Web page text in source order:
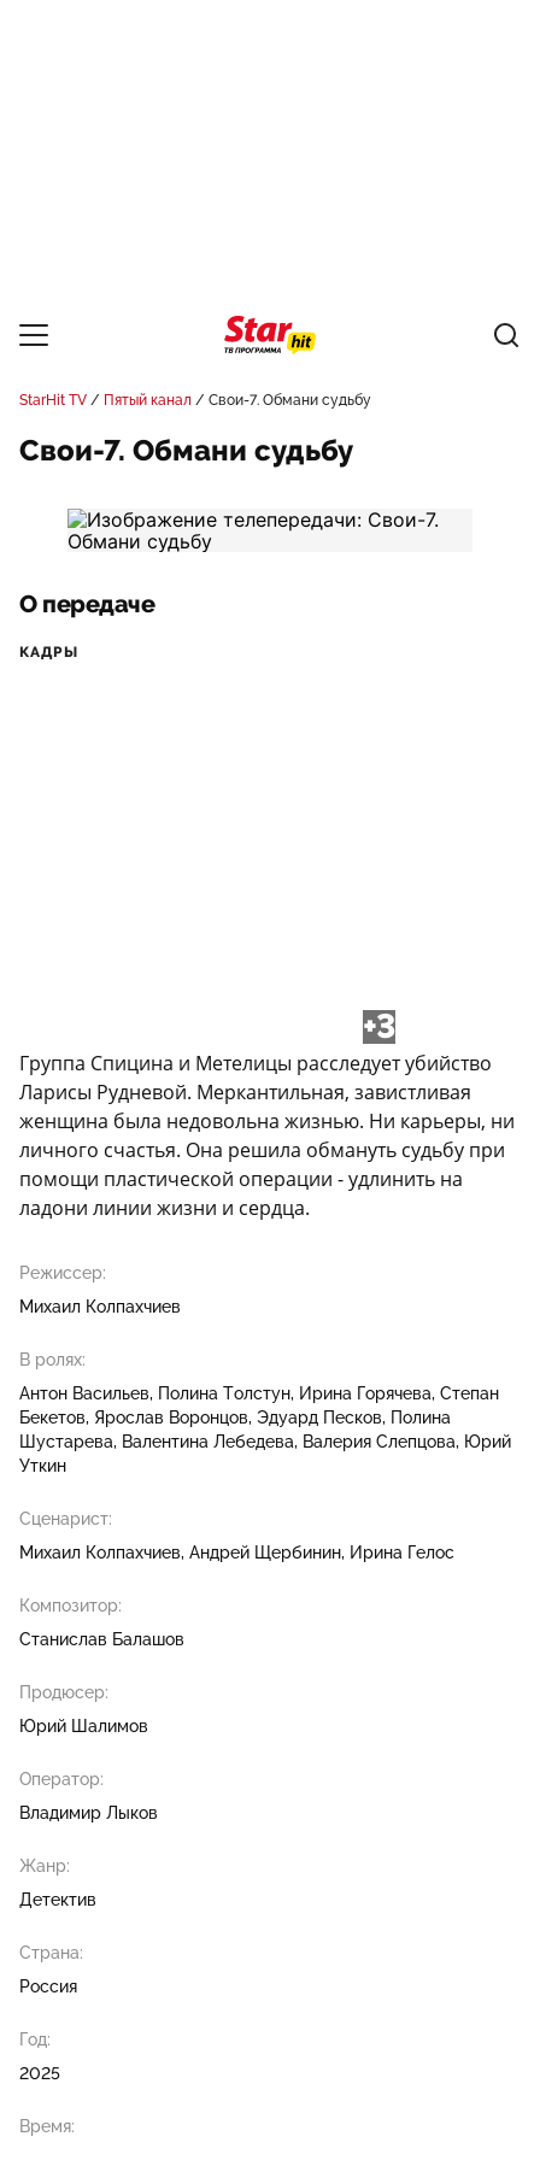
StarHit TV Пятый канал Свои-7. Обмани судьбу
Свои-7. Обмани судьбу
О передаче
КАДРЫ
+3
Группа Спицина и Метелицы расследует убийство
Ларисы Рудневой. Меркантильная, завистливая
женщина была недовольна жизнью. Ни карьеры, ни
личного счастья. Она решила обмануть судьбу при
помощи пластической операции - удлинить на
ладони линии жизни и сердца.
Режиссер:
Михаил Колпахчиев
В ролях:
Антон Васильев
Полина Толстун Ирина Горячева Степан
Бекетов Ярослав Воронцов Эдуард Песков
Полина
Шустарева Валентина Лебедева Валерия Слепцова Юрий
Уткин
Сценарист:
Михаил Колпахчиев Андрей Щербинин Ирина Гелос
Композитор:
Станислав Балашов
Продюсер:
Юрий Шалимов
Оператор:
Владимир Лыков
Жанр:
Детектив
Страна:
Россия
Год:
2025
Время: